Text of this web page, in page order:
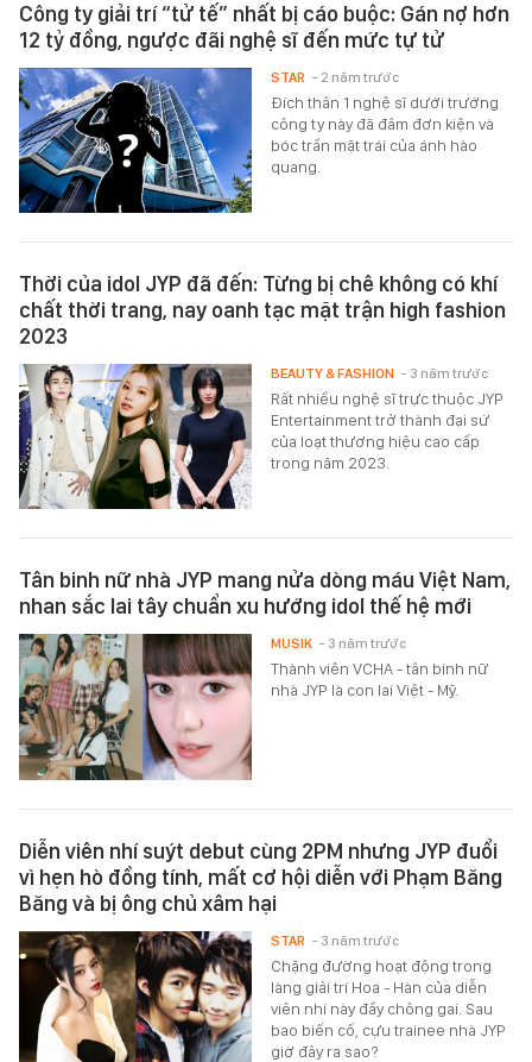
Công ty giải trí “tử tế” nhất bị cáo buộc: Gán nợ hơn
12 tỷ đồng, ngược đãi nghệ sĩ đến mức tự tử
Đích thân 1 nghệ sĩ dưới trướng
công ty này đã đâm đơn kiện và
bóc trần mặt trái của ánh hào
quang.
STAR - 2 năm trước
Thời của idol JYP đã đến: Từng bị chê không có khí
chất thời trang, nay oanh tạc mặt trận high fashion
2023
Rất nhiều nghệ sĩ trực thuộc JYP
Entertainment trở thành đại sứ
của loạt thương hiệu cao cấp
trong năm 2023.
BEAUTY & FASHION - 3 năm trước
Tân binh nữ nhà JYP mang nửa dòng máu Việt Nam,
nhan sắc lai tây chuẩn xu hướng idol thế hệ mới
Thành viên VCHA - tân binh nữ
nhà JYP là con lai Việt - Mỹ.
MUSIK - 3 năm trước
Diễn viên nhí suýt debut cùng 2PM nhưng JYP đuổi
vì hẹn hò đồng tính, mất cơ hội diễn với Phạm Băng
Băng và bị ông chủ xâm hại
Chặng đường hoạt động trong
làng giải trí Hoa - Hàn của diễn
viên nhí này đầy chông gai. Sau
bao biến cố, cựu trainee nhà JYP
giờ đây ra sao?
STAR - 3 năm trước